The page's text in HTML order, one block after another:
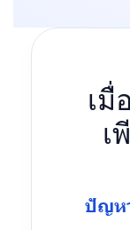
เมื่อ
เ
ปัญห